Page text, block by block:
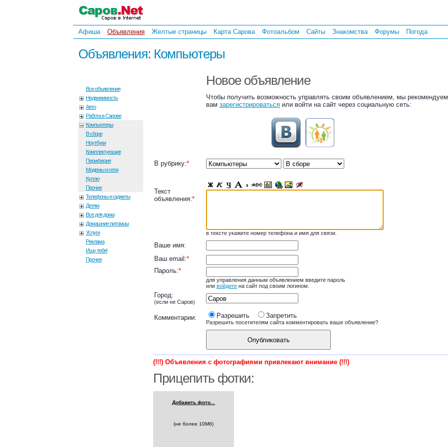
Афиша Объявления Желтые страницы Карта Сарова Фотоальбом Сайты Знакомства Форумы Погода
Объявления: Компьютеры
Все объявления
Недвижимость
Авто
Работа в Сарове
Компьютеры
В сборе
Ноутбуки
Комплектующие
Периферия
Модемы и сети
Куплю
Прочее
Телефоны и гаджеты
Детям
Все для дома
Домашние питомцы
Услуги
Реклама
Ищу тебя!
Прочее
Новое объявление
Чтобы получить возможность управлять своим объявлением, мы рекомендуем
вам зарегистрироваться или войти на сайт через социальную сеть:
В рубрику:*
Текст
объявления:*
в тексте укажите номер телефона и имя для связи.
Ваше имя:
Ваш email:*
Пароль:*
для управления данным объявлением введите пароль
или войдите на сайт под своим логином.
Город:
(если не Саров)
Комментарии: Разрешить Запретить
Разрешить посетителям сайта комментировать ваше объявление?
Опубликовать
(!!!) Объявления с фотографиями привлекают внимание (!!!)
Прицепить фотки:
Добавить фото...
(не более 10Мб)